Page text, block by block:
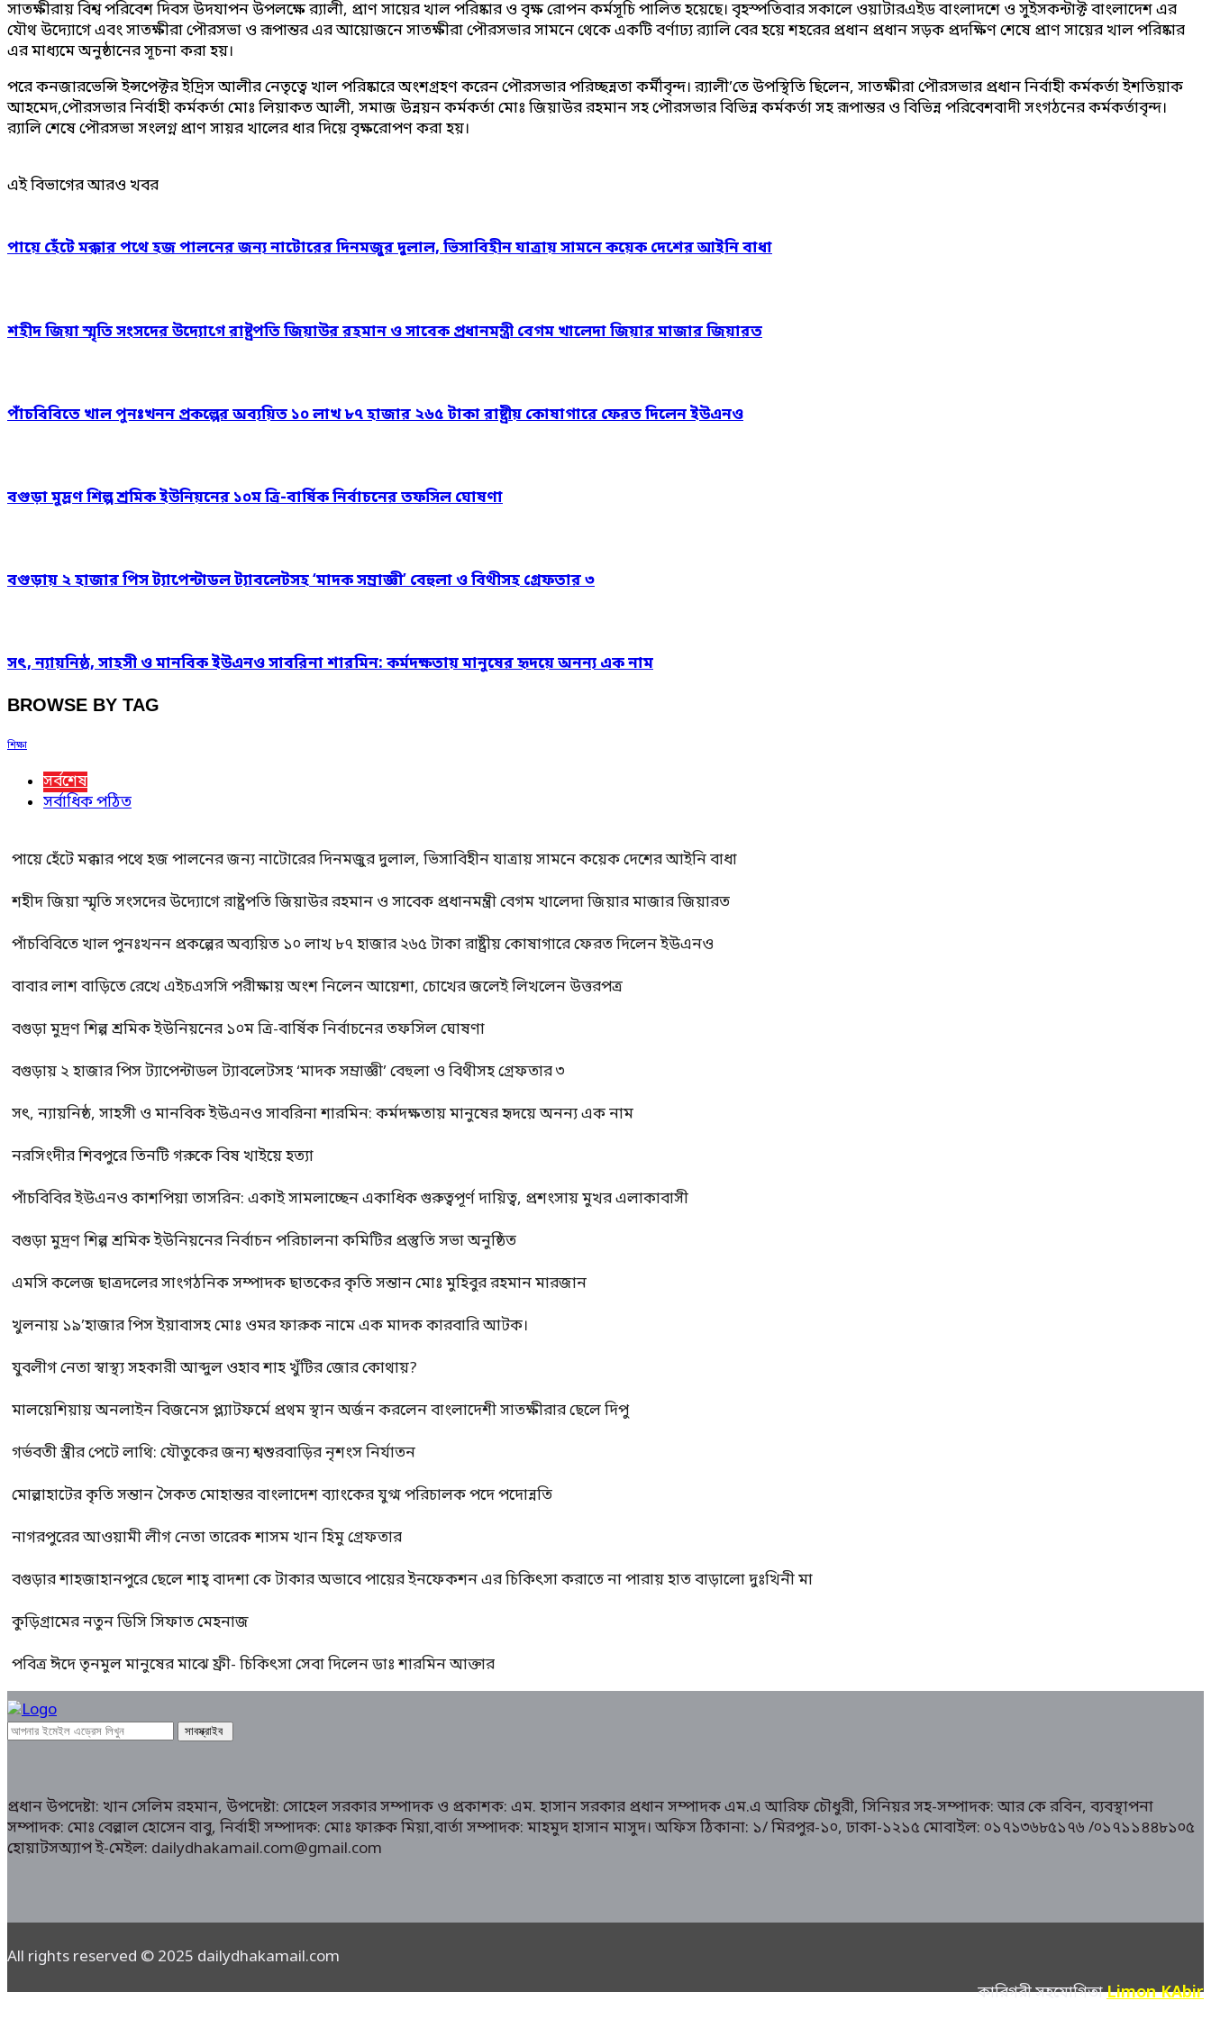
সাতক্ষীরায় বিশ্ব পরিবেশ দিবস উদযাপন উপলক্ষে র‍্যালী, প্রাণ সায়ের খাল পরিষ্কার ও বৃক্ষ রোপন কর্মসূচি পালিত হয়েছে। বৃহস্পতিবার সকালে ওয়াটারএইড বাংলাদশে ও সুইসকন্টাক্ট বাংলাদেশ এর
যৌথ উদ্যোগে এবং সাতক্ষীরা পৌরসভা ও রূপান্তর এর আয়োজনে সাতক্ষীরা পৌরসভার সামনে থেকে একটি বর্ণাঢ্য র‍্যালি বের হয়ে শহরের প্রধান প্রধান সড়ক প্রদক্ষিণ শেষে প্রাণ সায়ের খাল পরিষ্কার
এর মাধ্যমে অনুষ্ঠানের সূচনা করা হয়।
পরে কনজারভেন্সি ইন্সপেক্টর ইদ্রিস আলীর নেতৃত্বে খাল পরিষ্কারে অংশগ্রহণ করেন পৌরসভার পরিচ্ছন্নতা কর্মীবৃন্দ। র‍্যালী’তে উপস্থিতি ছিলেন, সাতক্ষীরা পৌরসভার প্রধান নির্বাহী কর্মকর্তা ইশতিয়াক
আহমেদ,পৌরসভার নির্বাহী কর্মকর্তা মোঃ লিয়াকত আলী, সমাজ উন্নয়ন কর্মকর্তা মোঃ জিয়াউর রহমান সহ পৌরসভার বিভিন্ন কর্মকর্তা সহ রূপান্তর ও বিভিন্ন পরিবেশবাদী সংগঠনের কর্মকর্তাবৃন্দ।
র‍্যালি শেষে পৌরসভা সংলগ্ন প্রাণ সায়র খালের ধার দিয়ে বৃক্ষরোপণ করা হয়।
এই বিভাগের আরও খবর
পায়ে হেঁটে মক্কার পথে হজ পালনের জন্য নাটোরের দিনমজুর দুলাল, ভিসাবিহীন যাত্রায় সামনে কয়েক দেশের আইনি বাধা
শহীদ জিয়া স্মৃতি সংসদের উদ্যোগে রাষ্ট্রপতি জিয়াউর রহমান ও সাবেক প্রধানমন্ত্রী বেগম খালেদা জিয়ার মাজার জিয়ারত
পাঁচবিবিতে খাল পুনঃখনন প্রকল্পের অব্যয়িত ১০ লাখ ৮৭ হাজার ২৬৫ টাকা রাষ্ট্রীয় কোষাগারে ফেরত দিলেন ইউএনও
বগুড়া মুদ্রণ শিল্প শ্রমিক ইউনিয়নের ১০ম ত্রি-বার্ষিক নির্বাচনের তফসিল ঘোষণা
বগুড়ায় ২ হাজার পিস ট্যাপেন্টাডল ট্যাবলেটসহ ‘মাদক সম্রাজ্ঞী’ বেহুলা ও বিথীসহ গ্রেফতার ৩
সৎ, ন্যায়নিষ্ঠ, সাহসী ও মানবিক ইউএনও সাবরিনা শারমিন: কর্মদক্ষতায় মানুষের হৃদয়ে অনন্য এক নাম
BROWSE BY TAG
শিক্ষা
সর্বশেষ
সর্বাধিক পঠিত
পায়ে হেঁটে মক্কার পথে হজ পালনের জন্য নাটোরের দিনমজুর দুলাল, ভিসাবিহীন যাত্রায় সামনে কয়েক দেশের আইনি বাধা
শহীদ জিয়া স্মৃতি সংসদের উদ্যোগে রাষ্ট্রপতি জিয়াউর রহমান ও সাবেক প্রধানমন্ত্রী বেগম খালেদা জিয়ার মাজার জিয়ারত
পাঁচবিবিতে খাল পুনঃখনন প্রকল্পের অব্যয়িত ১০ লাখ ৮৭ হাজার ২৬৫ টাকা রাষ্ট্রীয় কোষাগারে ফেরত দিলেন ইউএনও
বাবার লাশ বাড়িতে রেখে এইচএসসি পরীক্ষায় অংশ নিলেন আয়েশা, চোখের জলেই লিখলেন উত্তরপত্র
বগুড়া মুদ্রণ শিল্প শ্রমিক ইউনিয়নের ১০ম ত্রি-বার্ষিক নির্বাচনের তফসিল ঘোষণা
বগুড়ায় ২ হাজার পিস ট্যাপেন্টাডল ট্যাবলেটসহ ‘মাদক সম্রাজ্ঞী’ বেহুলা ও বিথীসহ গ্রেফতার ৩
সৎ, ন্যায়নিষ্ঠ, সাহসী ও মানবিক ইউএনও সাবরিনা শারমিন: কর্মদক্ষতায় মানুষের হৃদয়ে অনন্য এক নাম
নরসিংদীর শিবপুরে তিনটি গরুকে বিষ খাইয়ে হত্যা
পাঁচবিবির ইউএনও কাশপিয়া তাসরিন: একাই সামলাচ্ছেন একাধিক গুরুত্বপূর্ণ দায়িত্ব, প্রশংসায় মুখর এলাকাবাসী
বগুড়া মুদ্রণ শিল্প শ্রমিক ইউনিয়নের নির্বাচন পরিচালনা কমিটির প্রস্তুতি সভা অনুষ্ঠিত
এমসি কলেজ ছাত্রদলের সাংগঠনিক সম্পাদক ছাতকের কৃতি সন্তান মোঃ মুহিবুর রহমান মারজান
খুলনায় ১৯’হাজার পিস ইয়াবাসহ মোঃ ওমর ফারুক নামে এক মাদক কারবারি আটক।
যুবলীগ নেতা স্বাস্থ্য সহকারী আব্দুল ওহাব শাহ খুঁটির জোর কোথায়?
মালয়েশিয়ায় অনলাইন বিজনেস প্ল্যাটফর্মে প্রথম স্থান অর্জন করলেন বাংলাদেশী সাতক্ষীরার ছেলে দিপু
গর্ভবতী স্ত্রীর পেটে লাথি: যৌতুকের জন্য শ্বশুরবাড়ির নৃশংস নির্যাতন
মোল্লাহাটের কৃতি সন্তান সৈকত মোহান্তর বাংলাদেশ ব্যাংকের যুগ্ম পরিচালক পদে পদোন্নতি
নাগরপুরের আওয়ামী লীগ নেতা তারেক শাসম খান হিমু গ্রেফতার
বগুড়ার শাহজাহানপুরে ছেলে শাহ্ বাদশা কে টাকার অভাবে পায়ের ইনফেকশন এর চিকিৎসা করাতে না পারায় হাত বাড়ালো দুঃখিনী মা
কুড়িগ্রামের নতুন ডিসি সিফাত মেহনাজ
পবিত্র ঈদে তৃনমুল মানুষের মাঝে ফ্রী- চিকিৎসা সেবা দিলেন ডাঃ শারমিন আক্তার
প্রধান উপদেষ্টা: খান সেলিম রহমান, উপদেষ্টা: সোহেল সরকার সম্পাদক ও প্রকাশক: এম. হাসান সরকার প্রধান সম্পাদক এম.এ আরিফ চৌধুরী, সিনিয়র সহ-সম্পাদক: আর কে রবিন, ব্যবস্থাপনা
সম্পাদক: মোঃ বেল্লাল হোসেন বাবু, নির্বাহী সম্পাদক: মোঃ ফারুক মিয়া,বার্তা সম্পাদক: মাহমুদ হাসান মাসুদ। অফিস ঠিকানা: ১/ মিরপুর-১০, ঢাকা-১২১৫ মোবাইল: ০১৭১৩৬৮৫১৭৬ /০১৭১১৪৪৮১০৫
হোয়াটসঅ্যাপ ই-মেইল: dailydhakamail.com@gmail.com
All rights reserved © 2025 dailydhakamail.com
কারিগরী সহযোগিতাLimon KAbir